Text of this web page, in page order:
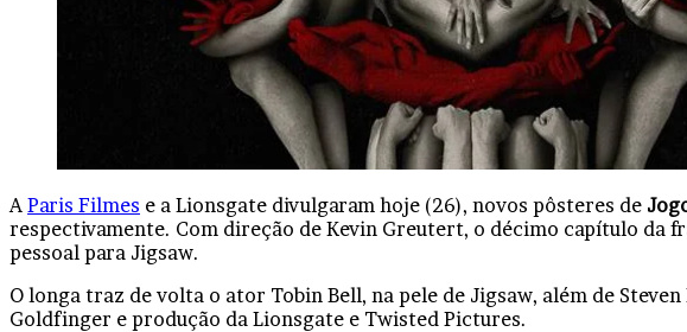
Facebook
X
Linkedin
Tumblr
Pinterest
Reddit
VK
OK
Pocket
A Paris Filmes e a Lionsgate divulgaram hoje (26), novos pôsteres de
respectivamente. Com direção de Kevin Greutert, o décimo capítulo da
pessoal para Jigsaw.
O longa traz de volta o ator Tobin Bell, na pele de Jigsaw, além de
Goldfinger e produção da Lionsgate e Twisted Pictures.